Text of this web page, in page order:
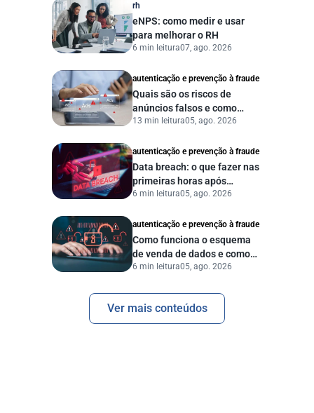
rh
eNPS: como medir e usar
para melhorar o RH
6 min leitura07, ago. 2026
autenticação e prevenção à fraude
Quais são os riscos de
anúncios falsos e como
proteger seu negócio?
13 min leitura05, ago. 2026
autenticação e prevenção à fraude
Data breach: o que fazer nas
primeiras horas após
vazamento de dados?
6 min leitura05, ago. 2026
autenticação e prevenção à fraude
Como funciona o esquema
de venda de dados e como
proteger sua empresa?
6 min leitura05, ago. 2026
Ver mais conteúdos